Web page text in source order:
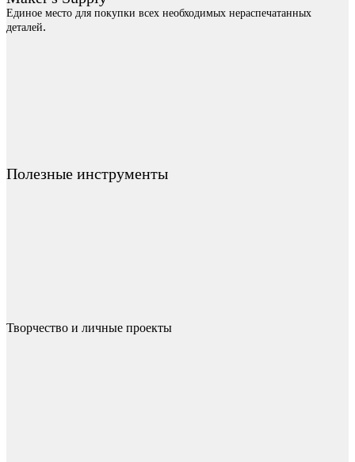
Единое место для покупки всех необходимых нераспечатанных
деталей.
Полезные инструменты
Творчество и личные проекты